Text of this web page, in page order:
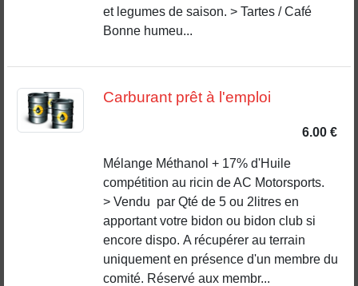
et legumes de saison. > Tartes / Café
Bonne humeu...
Carburant prêt à l'emploi
6.00 €
Mélange Méthanol + 17% d'Huile
compétition au ricin de AC Motorsports.
> Vendu par Qté de 5 ou 2litres en
apportant votre bidon ou bidon club si
encore dispo. A récupérer au terrain
uniquement en présence d'un membre du
comité. Réservé aux membr...